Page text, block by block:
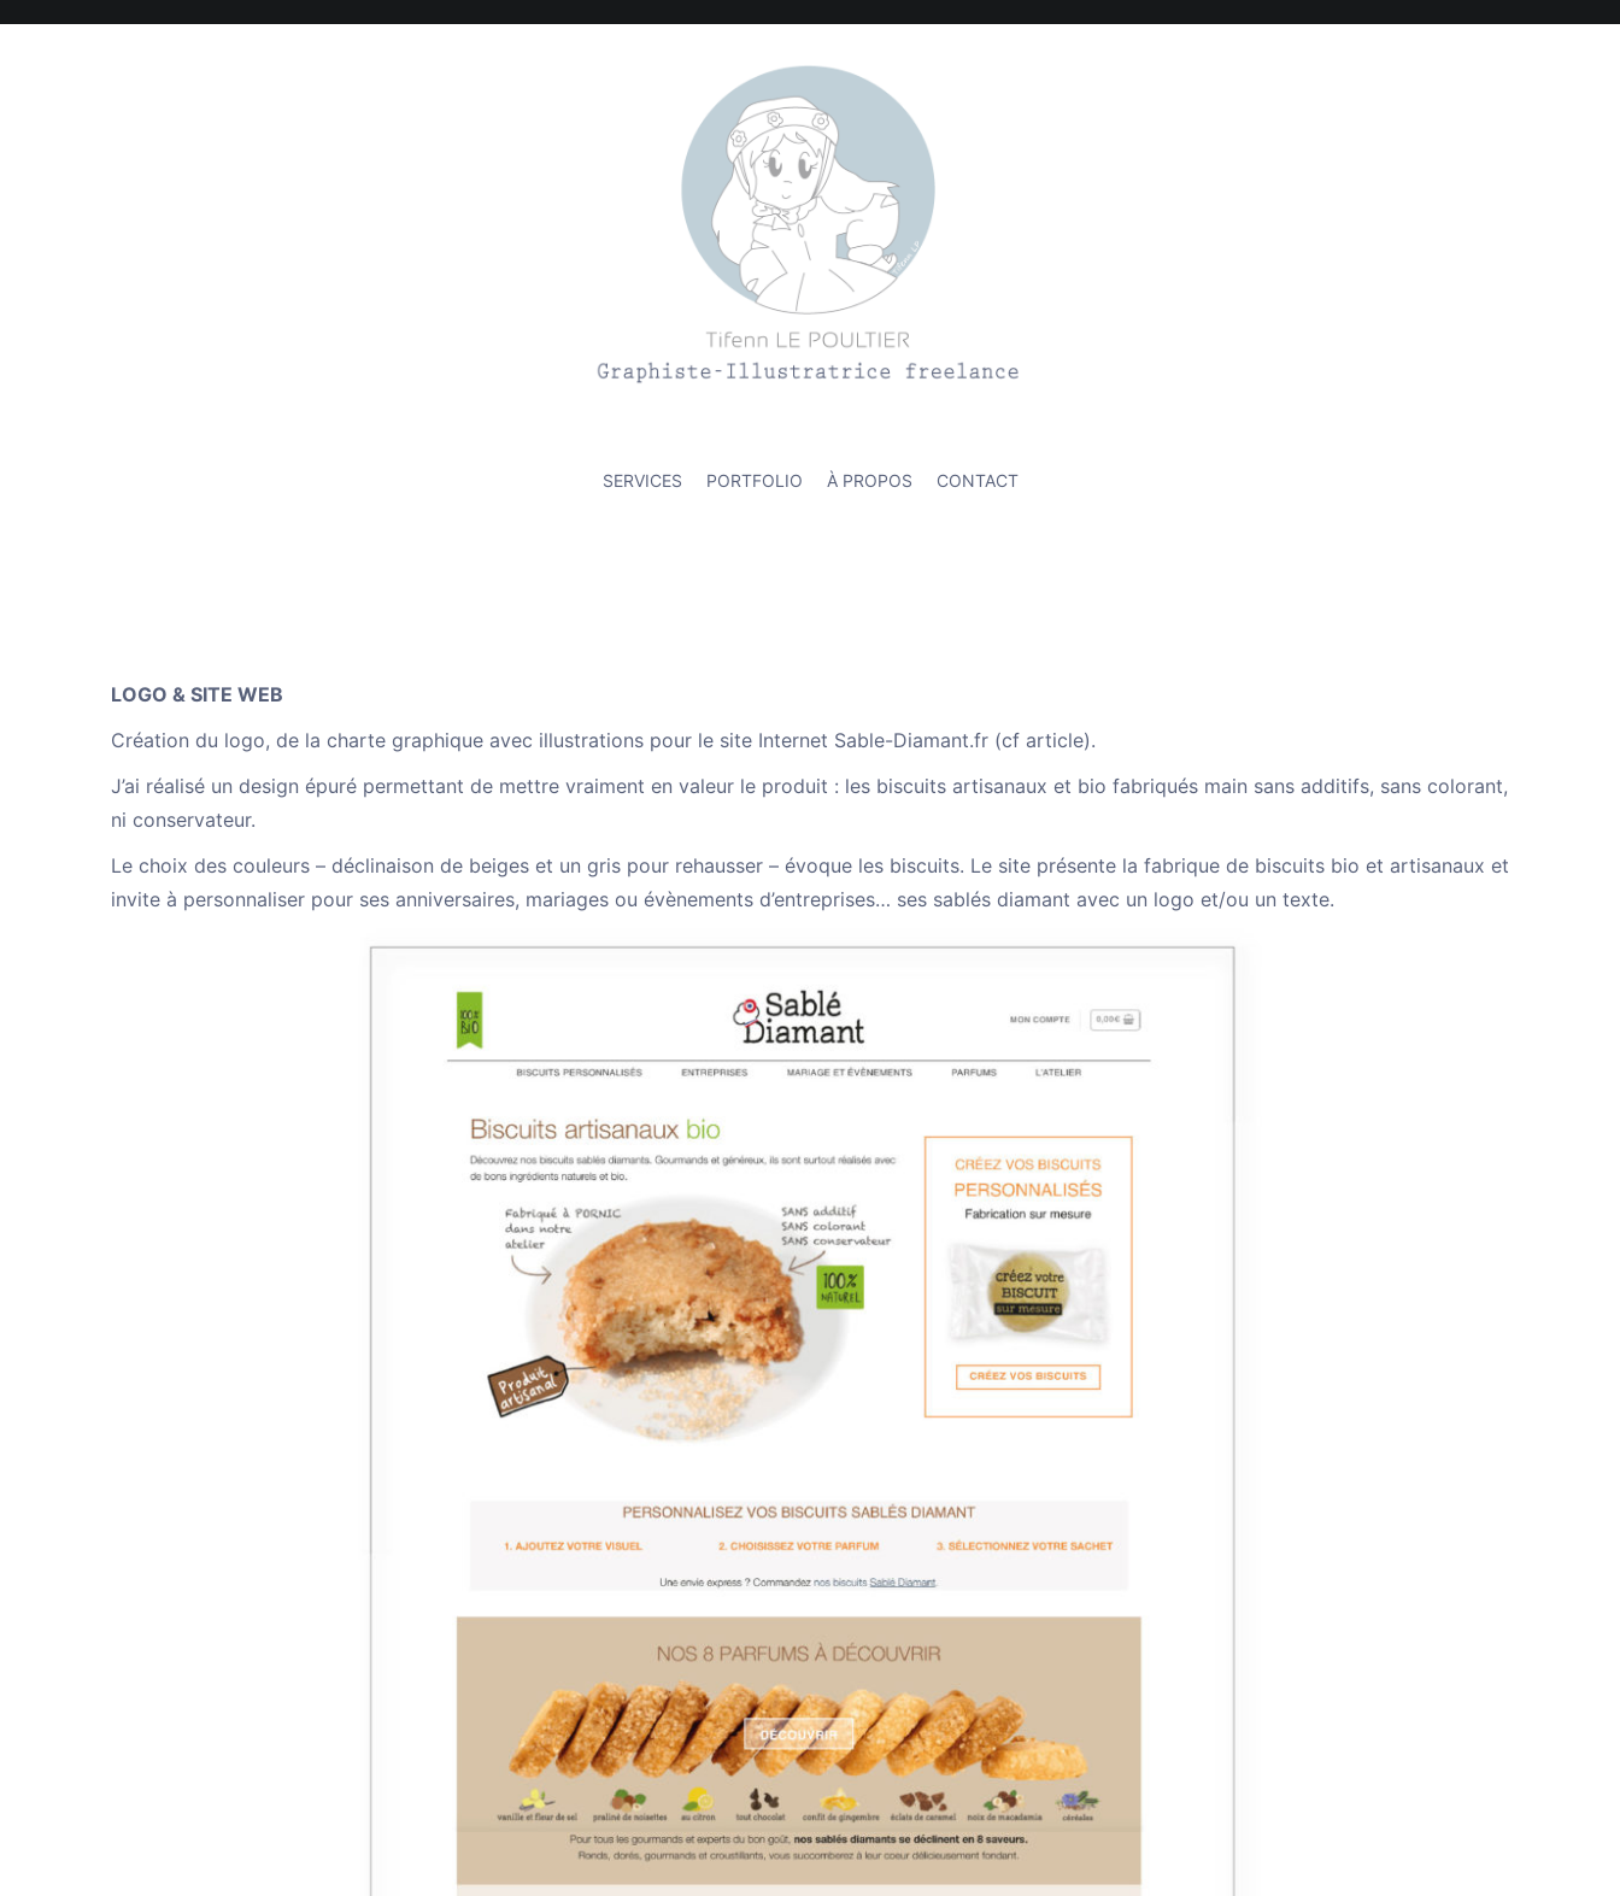
SERVICES
PORTFOLIO À PROPOS CONTACT
LOGO & SITE WEB
Création du logo, de la charte graphique avec illustrations pour le site Internet Sable-Diamant.fr (cf article).
J’ai réalisé un design épuré permettant de mettre vraiment en valeur le produit : les biscuits artisanaux et bio fabriqués main sans additifs, sans colorant,
ni conservateur.
Le choix des couleurs – déclinaison de beiges et un gris pour rehausser – évoque les biscuits. Le site présente la fabrique de biscuits bio et artisanaux et
invite à personnaliser pour ses anniversaires, mariages ou évènements d’entreprises… ses sablés diamant avec un logo et/ou un texte.